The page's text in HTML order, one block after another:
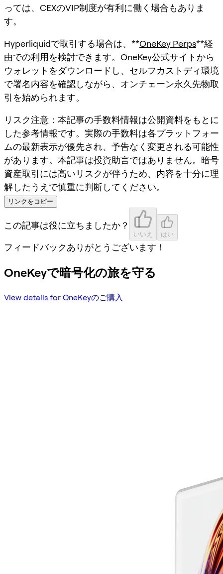
っては、CEXのVIP制度が有利に働く場合もありま
す。
Hyperliquidで取引する場合は、**OneKey Perps**経
由での利用を検討できます。OneKey公式サイトから
ウォレットをダウンロードし、セルフカストディ環境
で署名内容を確認しながら、オンチェーン永久先物取
引を始められます。
リスク注意：本記事の手数料情報は公開資料をもとに
した参考情報です。実際の手数料は各プラットフォー
ムの最新表示が優先され、予告なく変更される可能性
があります。本記事は投資助言ではありません。暗号
資産取引には高いリスクが伴うため、内容を十分に理
解したうえで慎重に判断してください。
リンクをコピー
この記事は役に立ちましたか？
いいえ はい
フィードバックありがとうございます！
OneKeyで暗号化の旅を守る
View details for OneKeyのご購入